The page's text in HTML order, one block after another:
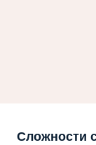
Сложности